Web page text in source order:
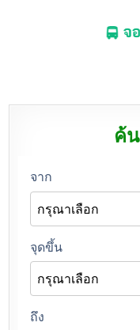
จองตั๋วรถทัวร์
ค้